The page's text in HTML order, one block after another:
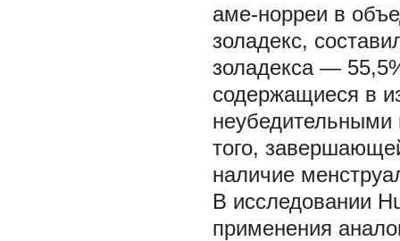
аме-норреи в
золадекс,
золадекса —
содержащиеся в
неубедительными
того,
наличие
В исследовании
применения